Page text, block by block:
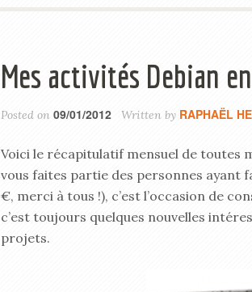
Mes activités Debian
Posted on 09/01/2012 Written by RAPHAËL
Voici le récapitulatif mensuel de toutes
vous faites partie des personnes ayant
€, merci à tous !), c’est l’occasion de
c’est toujours quelques nouvelles
projets.